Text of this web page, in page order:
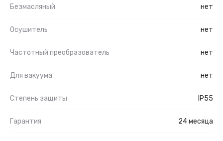
Безмасляный нет
Осушитель нет
Частотный преобразователь нет
Для вакуума нет
Степень защиты IP55
Гарантия 24 месяца